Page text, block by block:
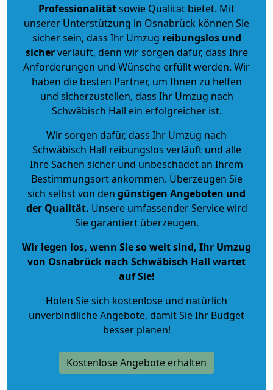
Professionalitätsowie Qualität bietet. Mit
unserer Unterstützung in Osnabrück können Sie
sicher sein, dass Ihr Umzug reibungslos und
sicherverläuft, denn wir sorgen dafür, dass Ihre
Anforderungen und Wünsche erfüllt werden. Wir
haben die besten Partner, um Ihnen zu helfen
und sicherzustellen, dass Ihr Umzug nach
Schwäbisch Hall ein erfolgreicher ist.
Wir sorgen dafür, dass Ihr Umzug nach
Schwäbisch Hall reibungslos verläuft und alle
Ihre Sachen sicher und unbeschadet an Ihrem
Bestimmungsort ankommen. Überzeugen Sie
sich selbst von den günstigen Angeboten und
der Qualität. Unsere umfassender Service wird
Sie garantiert überzeugen.
Wir legen los, wenn Sie so weit sind, Ihr Umzug
von Osnabrück nach Schwäbisch Hall wartet
auf Sie!
Holen Sie sich kostenlose und natürlich
unverbindliche Angebote, damit Sie Ihr Budget
besser planen!
Kostenlose Angebote erhalten